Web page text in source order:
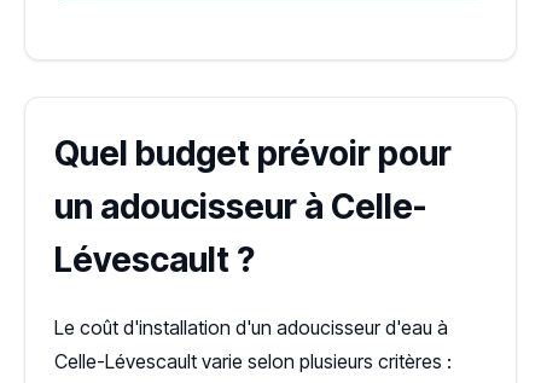
Quel budget prévoir pour
un adoucisseur à Celle-
Lévescault ?
Le coût d'installation d'un adoucisseur d'eau à
Celle-Lévescault varie selon plusieurs critères :